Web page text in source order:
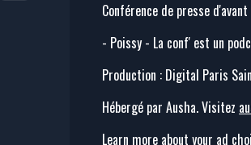
Conférence de presse
- Poissy - La conf' est un
Production : Digital Paris
Hébergé par Ausha. Visitez
Learn more about your ad